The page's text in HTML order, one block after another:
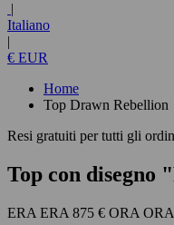
|
Italiano
|
€ EUR
Home
Top Drawn Rebellion
Resi gratuiti per tutti gli
Top con disegno
875 €